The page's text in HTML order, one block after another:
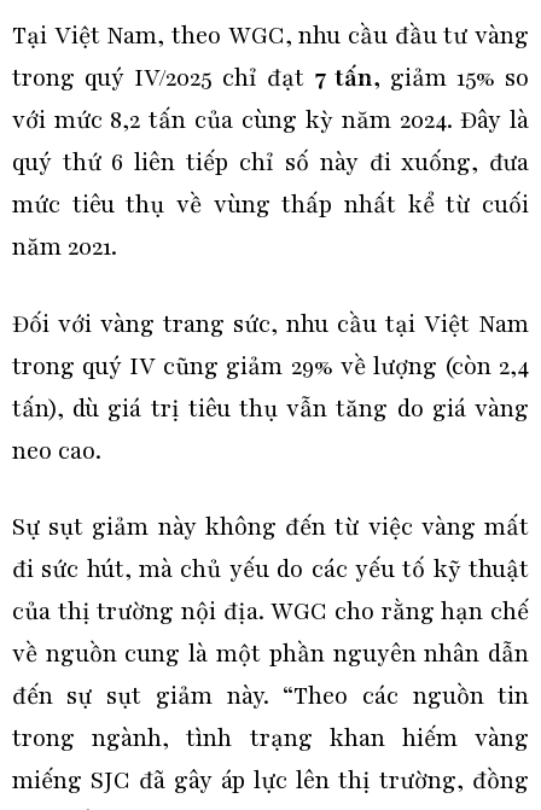
Tại Việt Nam, theo WGC, nhu cầu đầu tư vàng
trong quý IV/2025 chỉ đạt 7 tấn, giảm 15% so
với mức 8,2 tấn của cùng kỳ năm 2024. Đây là
quý thứ 6 liên tiếp chỉ số này đi xuống, đưa
mức tiêu thụ về vùng thấp nhất kể từ cuối
năm 2021.
Đối với vàng trang sức, nhu cầu tại Việt Nam
trong quý IV cũng giảm 29% về lượng (còn 2,4
tấn), dù giá trị tiêu thụ vẫn tăng do giá vàng
neo cao.
Sự sụt giảm này không đến từ việc vàng mất
đi sức hút, mà chủ yếu do các yếu tố kỹ thuật
của thị trường nội địa. WGC cho rằng hạn chế
về nguồn cung là một phần nguyên nhân dẫn
đến sự sụt giảm này. “Theo các nguồn tin
trong ngành, tình trạng khan hiếm vàng
miếng SJC đã gây áp lực lên thị trường, đồng